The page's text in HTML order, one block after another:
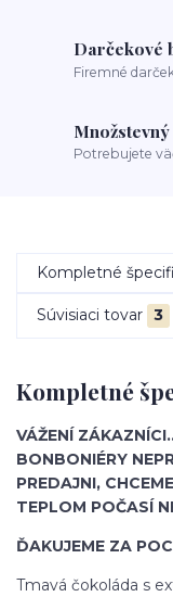
Darčekové
Firemné
Potrebujete
Kompletné
Súvisiaci tovar 3
Kompletné
VÁŽENÍ
BONBONIÉRY
PREDAJNI,
TEPLOM POČASÍ
ĎAKUJEME ZA
Tmavá čokoláda s